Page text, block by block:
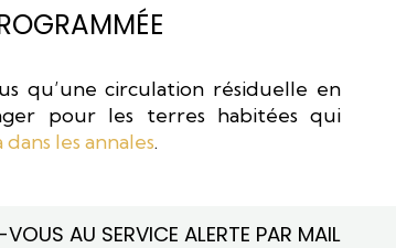
qu’une circulation résiduelle en
pour les terres habitées qui
les annales.
AU SERVICE ALERTE PAR MAIL